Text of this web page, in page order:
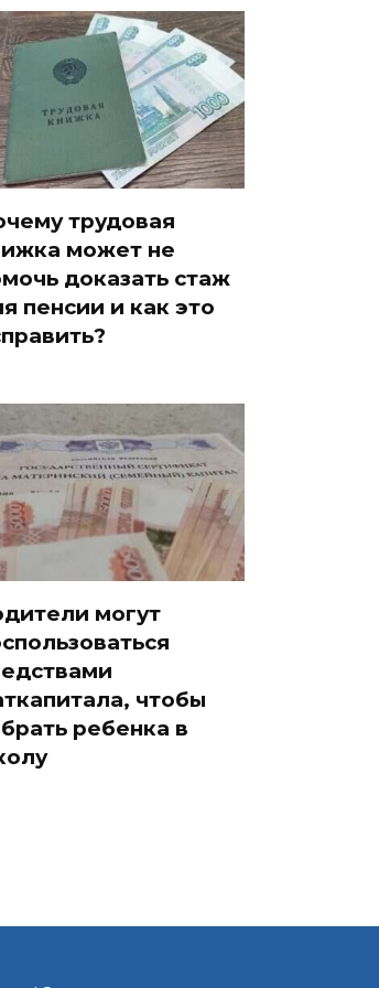
трудовая
может не
доказать стаж
пенсии и как это
могут
чтобы
ребенка в